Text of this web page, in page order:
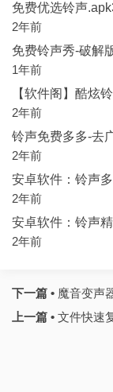
免费优选铃声
2年前
免费铃声秀-破解
1年前
【软件阁】酷炫
2年前
铃声免费多多-去
2年前
安卓软件：铃声
2年前
安卓软件：铃声
2年前
下一篇 • 魔音变声
上一篇 • 文件快速